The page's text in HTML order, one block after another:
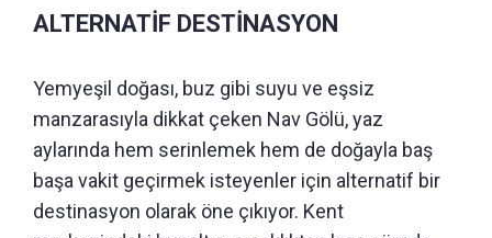
ALTERNATİF DESTİNASYON
Yemyeşil doğası, buz gibi suyu ve eşsiz
manzarasıyla dikkat çeken Nav Gölü, yaz
aylarında hem serinlemek hem de doğayla baş
başa vakit geçirmek isteyenler için alternatif bir
destinasyon olarak öne çıkıyor. Kent